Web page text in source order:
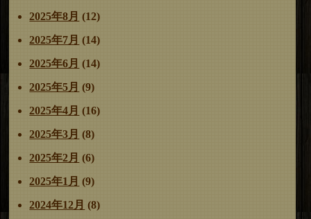
2025年8月 (12)
2025年7月 (14)
2025年6月 (14)
2025年5月 (9)
2025年4月 (16)
2025年3月 (8)
2025年2月 (6)
2025年1月 (9)
2024年12月 (8)